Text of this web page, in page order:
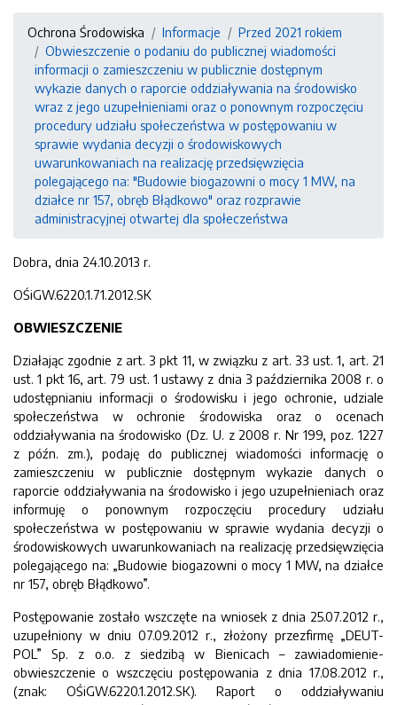
Ochrona Środowiska Informacje
Przed 2021 rokiem
Obwieszczenie o podaniu do publicznej wiadomości
informacji o zamieszczeniu w publicznie dostępnym
wykazie danych o raporcie oddziaływania na środowisko
wraz z jego uzupełnieniami oraz o ponownym rozpoczęciu
procedury udziału społeczeństwa w postępowaniu w
sprawie wydania decyzji o środowiskowych
uwarunkowaniach na realizację przedsięwzięcia
polegającego na: "Budowie biogazowni o mocy 1 MW, na
działce nr 157, obręb Błądkowo" oraz rozprawie
administracyjnej otwartej dla społeczeństwa
Dobra, dnia 24.10.2013 r.
OŚiGW.6220.1.71.2012.SK
OBWIESZCZENIE
Działając zgodnie z art. 3 pkt 11, w związku z art. 33 ust. 1, art. 21
ust. 1 pkt 16, art. 79 ust. 1 ustawy z dnia 3 października 2008 r. o
udostępnianiu informacji o środowisku i jego ochronie, udziale
społeczeństwa w ochronie środowiska oraz o ocenach
oddziaływania na środowisko (Dz. U. z 2008 r. Nr 199, poz. 1227
z późn. zm.), podaję do publicznej wiadomości informację o
zamieszczeniu w publicznie dostępnym wykazie danych o
raporcie oddziaływania na środowisko i jego uzupełnieniach oraz
informuję o ponownym rozpoczęciu procedury udziału
społeczeństwa w postępowaniu w sprawie wydania decyzji o
środowiskowych uwarunkowaniach na realizację przedsięwzięcia
polegającego na: „Budowie biogazowni o mocy 1 MW, na działce
nr 157, obręb Błądkowo”.
Postępowanie zostało wszczęte na wniosek z dnia 25.07.2012 r.,
uzupełniony w dniu 07.09.2012 r., złożony przezfirmę „DEUT-
POL” Sp. z o.o. z siedzibą w Bienicach – zawiadomienie-
obwieszczenie o wszczęciu postępowania z dnia 17.08.2012 r.,
(znak: OŚiGW.6220.1.2012.SK). Raport o oddziaływaniu